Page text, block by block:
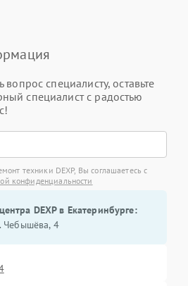
вопрос специалисту, оставьте
специалист с радостью
техники DEXP, Вы соглашаетесь с
конфиденциальности
DEXP в Екатеринбурге:
Чебышёва, 4